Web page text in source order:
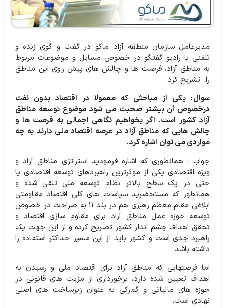
مدیرعامل سازمان منطقه آزاد ماکو در گفت و گوی زنده و
تلفنی با رادیو گفتگو در خصوص مسايل و موضوعات مربوط
به مناطق آزاد،‌ فرصت ها و چالش های پیش روی این مناطق
را تشریح کرد.
سوال: یکی از مباحثی که معمولا در اقتصاد بدون نفت
درخصوص آن بیشتر صحبت می شود موضوع توسعه مناطق
آزاد کشور است. اگر بخواهیم نگاهی اجمالی به فرصت ها و
چالش هایی که مناطق آزاد در عرصه اقتصاد ملی دارند به چه
مواردی می توان اشاره کرد.
جواب : همانطوری که اشاره فرمودید استراتژی مناطق آزاد و
ویژه اقتصادی یکی از موثرترین راهبردهای توسعه اقتصادی یا
حتی در یک سطح بالاتر نظام توسعه ملی تلقی شده و
همانطور که مستحضرید سیاست های کلی اقتصاد مقاومتی
ابلاغی مقام معظم رهبری هم در بند ۱۱ به صراحت در خصوص
توسعه حوزه عمل مناطق آزاد برای مقاوم سازی اقتصاد و
تحقق اهداف چشم انداز کشور تصریح کرده و از این جهت یک
راهبرد جدی است و کشور باید از این مسیر حداکثر استفاده را
داشته باشد.
اما فرصتهایی که مناطق آزاد برای اقتصاد ملی و رسیدن به
اهداف تعیین شده دارد، برخورداری از مزیت های قانونی در
حوزه های مالیاتی و گمرکی به عنوان زیرساخت های اصلی
نهادی است.